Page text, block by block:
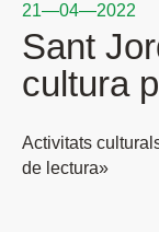
21—04—2022
Sant
cultura
Activitats
de lectura»